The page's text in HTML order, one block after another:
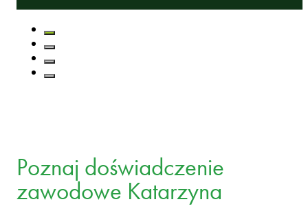
Poznaj doświadczenie
zawodowe Katarzyna